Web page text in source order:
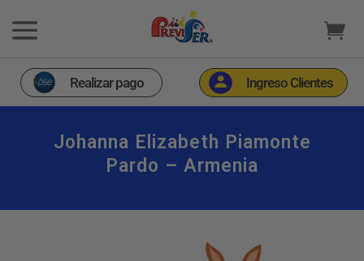
Realizar pago Ingreso Clientes
Johanna Elizabeth Piamonte
Pardo – Armenia